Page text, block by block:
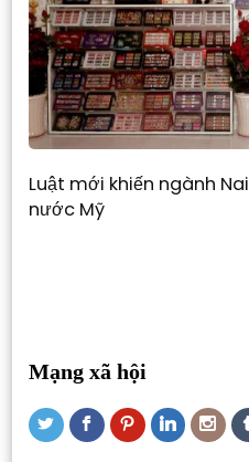
Luật mới khiến ngành
nước Mỹ
Mạng xã hội